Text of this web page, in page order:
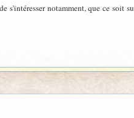
notamment, que ce soit